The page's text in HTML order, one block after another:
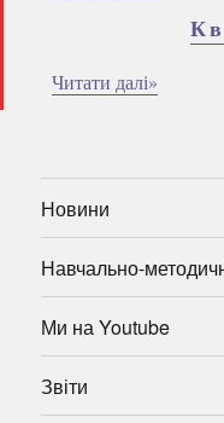
Читати далі»
Новини
Навчально-
Ми на Youtube
Звіти